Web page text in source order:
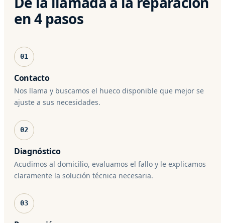
en 4 pasos
01
Contacto
Nos llama y buscamos el hueco disponible que mejor se
ajuste a sus necesidades.
02
Diagnóstico
Acudimos al domicilio, evaluamos el fallo y le explicamos
claramente la solución técnica necesaria.
03